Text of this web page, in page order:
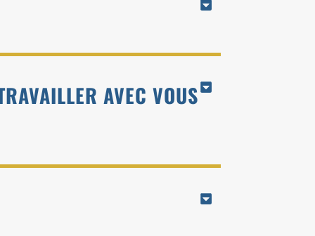
AVEC VOUS